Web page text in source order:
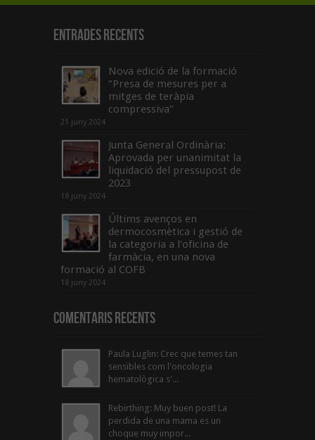
Entrades recents
Nova edició de la formació
“Presa de mesures per a
mitges de teràpia
compressiva”
21 juny 2024
Junta General Ordinària:
Aprovada per unanimitat la
liquidació del pressupost de
2023
18 juny 2024
Últims avenços en
dermocosmètica i gestió de
la categoria a l’oficina de
farmàcia, en una nova
formació al COFB
18 juny 2024
Comentaris Recents
Paula Luglin: Crec que temes tan
sensibles com l'oncologia
hematològica s'...
Rebirthing: Muy buen post! La
perdida de una mama es un
choque muy impor...